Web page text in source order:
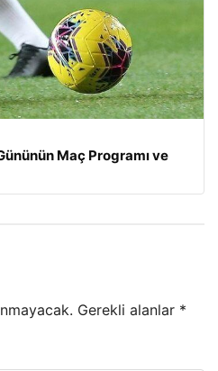
Maç Programı ve
Gerekli alanlar *